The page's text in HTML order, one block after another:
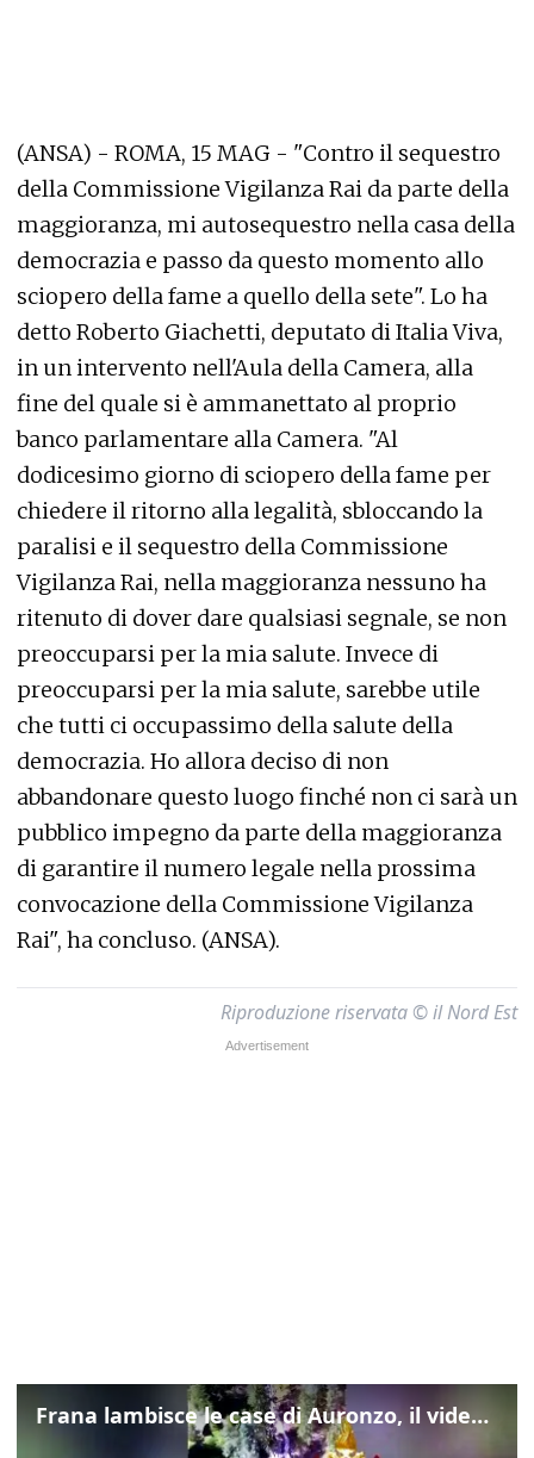
(ANSA) - ROMA, 15 MAG - "Contro il sequestro
della Commissione Vigilanza Rai da parte della
maggioranza, mi autosequestro nella casa della
democrazia e passo da questo momento allo
sciopero della fame a quello della sete". Lo ha
detto Roberto Giachetti, deputato di Italia Viva,
in un intervento nell'Aula della Camera, alla
fine del quale si è ammanettato al proprio
banco parlamentare alla Camera. "Al
dodicesimo giorno di sciopero della fame per
chiedere il ritorno alla legalità, sbloccando la
paralisi e il sequestro della Commissione
Vigilanza Rai, nella maggioranza nessuno ha
ritenuto di dover dare qualsiasi segnale, se non
preoccuparsi per la mia salute. Invece di
preoccuparsi per la mia salute, sarebbe utile
che tutti ci occupassimo della salute della
democrazia. Ho allora deciso di non
abbandonare questo luogo finché non ci sarà un
pubblico impegno da parte della maggioranza
di garantire il numero legale nella prossima
convocazione della Commissione Vigilanza
Rai", ha concluso. (ANSA).
Riproduzione riservata © il Nord Est
Frana lambisce le case di Auronzo, il video dall'elicottero dei vigili del fuoco